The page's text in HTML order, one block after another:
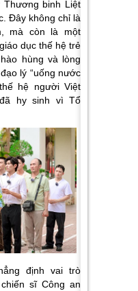
Thương binh Liệt
Đây không chỉ là
mà còn là một
dục thế hệ trẻ
hùng và lòng
lý “uống nước
hệ người Việt
hy sinh vì Tổ
định vai trò
sĩ Công an